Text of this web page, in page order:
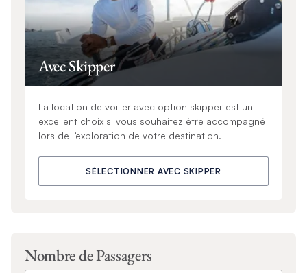
Avec Skipper
La location de voilier avec option skipper est un
excellent choix si vous souhaitez être accompagné
lors de l’exploration de votre destination.
SÉLECTIONNER AVEC SKIPPER
Nombre de Passagers